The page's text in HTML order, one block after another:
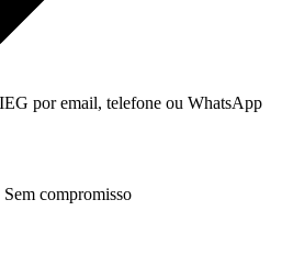
por email, telefone ou WhatsApp
Sem compromisso